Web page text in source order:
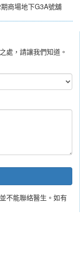
商場地下G3A號舖
處，請讓我們知道。
不能聯絡醫生。如有